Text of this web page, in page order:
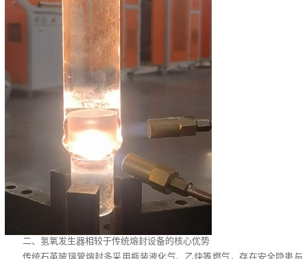
二、氢氧发生器相较于传统熔封设备的核心优势
传统石英玻璃管熔封多采用瓶装液化气、乙炔等燃气，存在安全隐患与